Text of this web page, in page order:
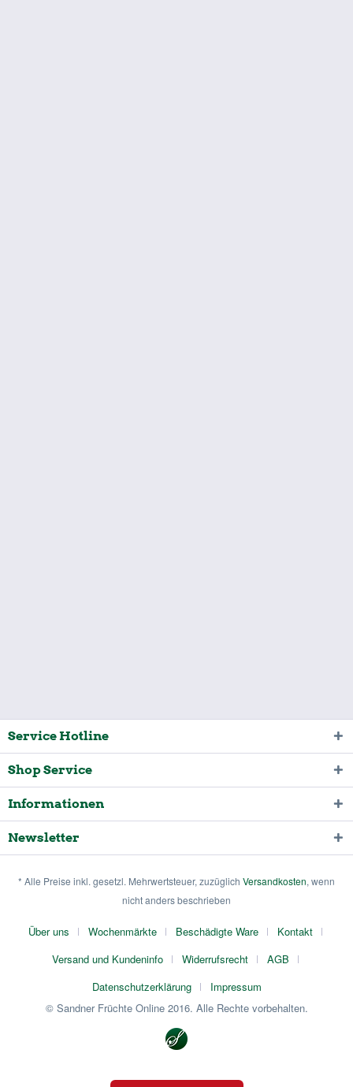
Service Hotline
Shop Service
Informationen
Newsletter
* Alle Preise inkl. gesetzl. Mehrwertsteuer, zuzüglich Versandkosten, wenn
nicht anders beschrieben
Über uns Wochenmärkte Beschädigte Ware
Kontakt
Versand und Kundeninfo
Widerrufsrecht
AGB
Datenschutzerklärung
Impressum
© Sandner Früchte Online 2016. Alle Rechte vorbehalten.